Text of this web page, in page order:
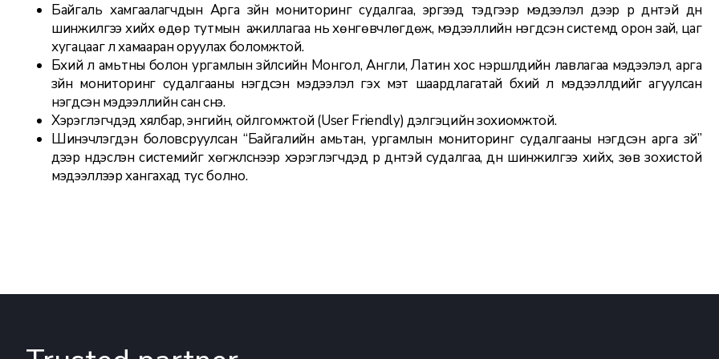
Байгаль хамгаалагчдын Арга зүйн мониторинг судалгаа, эргээд тэдгээр мэдээлэл дээр үр дүнтэй дүн
шинжилгээ хийх өдөр тутмын ажиллагаа нь хөнгөвчлөгдөж, мэдээллийн нэгдсэн системд орон зай, цаг
хугацааг үл хамааран оруулах боломжтой.
Бүхий л амьтны болон ургамлын зүйлсийн Монгол, Англи, Латин хос нэршлүүдийн лавлагаа мэдээлэл, арга
зүйн мониторинг судалгааны нэгдсэн мэдээлэл гэх мэт шаардлагатай бүхий л мэдээллүүдийг агуулсан
нэгдсэн мэдээллийн сан үүснэ.
Хэрэглэгчдэд хялбар, энгийн, ойлгомжтой (User Friendly) дэлгэцийн зохиомжтой.
Шинэчлэгдэн боловсруулсан “Байгалийн амьтан, ургамлын мониторинг судалгааны нэгдсэн арга зүй”
дээр үндэслэн системийг хөгжүүлснээр хэрэглэгчдэд үр дүнтэй судалгаа, дүн шинжилгээ хийх, зөв зохистой
мэдээллээр хангахад тус болно.